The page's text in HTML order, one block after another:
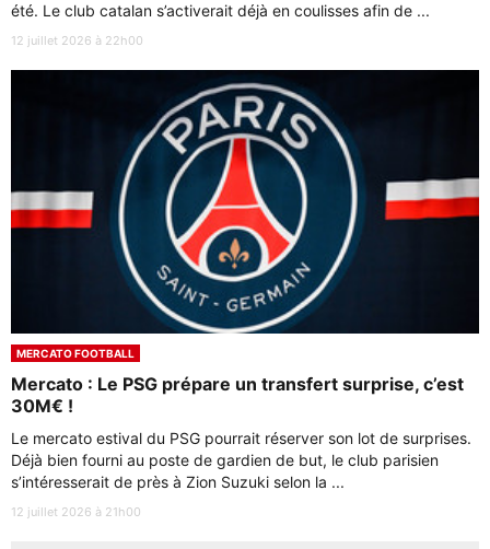
été. Le club catalan s’activerait déjà en coulisses afin de ...
12 juillet 2026 à 22h00
MERCATO FOOTBALL
Mercato : Le PSG prépare un transfert surprise, c’est
30M€ !
Le mercato estival du PSG pourrait réserver son lot de surprises.
Déjà bien fourni au poste de gardien de but, le club parisien
s’intéresserait de près à Zion Suzuki selon la ...
12 juillet 2026 à 21h00